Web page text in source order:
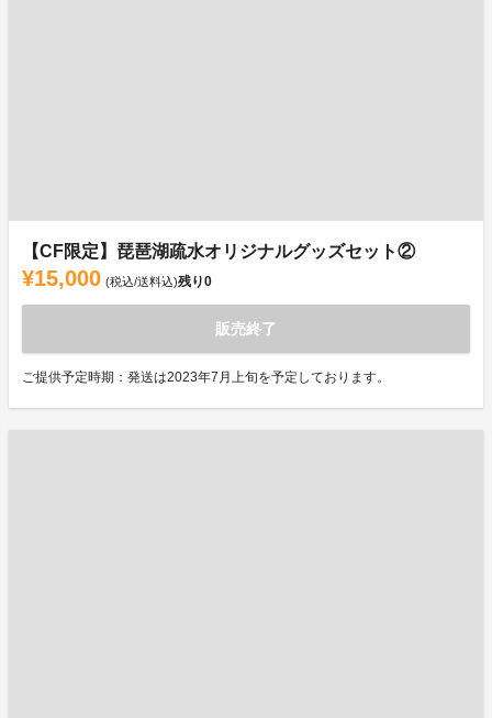
【CF限定】琵琶湖疏水オリジナルグッズセット②
¥15,000 (税込/送料込)残り0
販売終了
ご提供予定時期：発送は2023年7月上旬を予定しております。